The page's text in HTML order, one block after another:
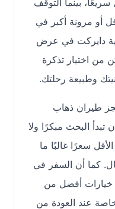
بينما التوقف
أكبر في
في عرض
تذكرة
رحلتك.
ذهاب
مبكرًا ولا
سعرًا غالبًا ما
أن السفر في
أفضل من
العودة من